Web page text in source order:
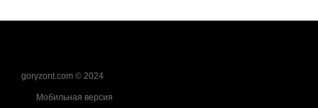
goryzont.com © 2024
Мобильная версия